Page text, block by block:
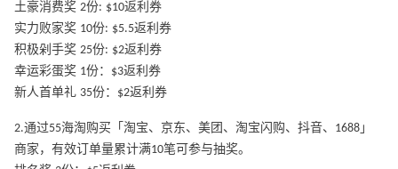
土豪消费奖 2份: $10返利券
实力败家奖 10份: $5.5返利券
积极剁手奖 25份: $2返利券
幸运彩蛋奖 1份：$3返利券
新人首单礼 35份：$2返利券
2.通过55海淘购买「淘宝、京东、美团、淘宝闪购、抖音、1688」
商家，有效订单量累计满10笔可参与抽奖。